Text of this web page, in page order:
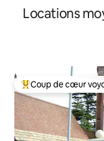
Locations
Coups de cœur
Coup de cœur